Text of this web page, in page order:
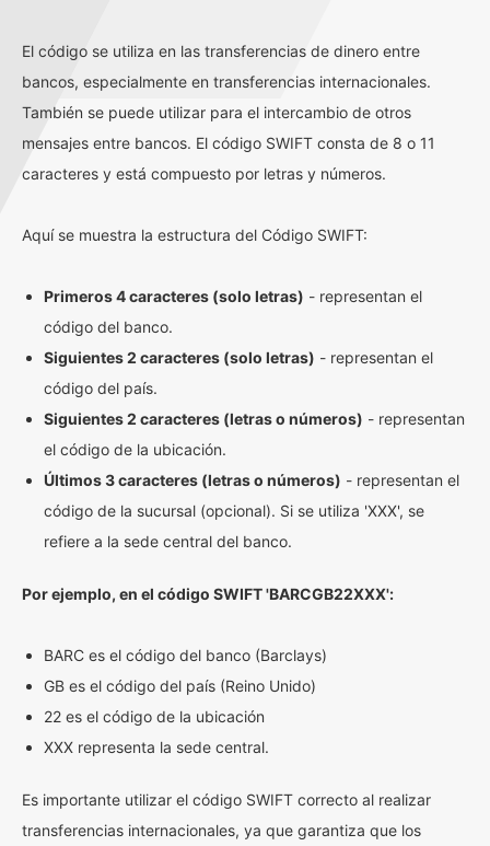
El código se utiliza en las transferencias de dinero entre
bancos, especialmente en transferencias internacionales.
También se puede utilizar para el intercambio de otros
mensajes entre bancos. El código SWIFT consta de 8 o 11
caracteres y está compuesto por letras y números.
Aquí se muestra la estructura del Código SWIFT:
Primeros 4 caracteres (solo letras) - representan el
código del banco.
Siguientes 2 caracteres (solo letras) - representan el
código del país.
Siguientes 2 caracteres (letras o números) - representan
el código de la ubicación.
Últimos 3 caracteres (letras o números) - representan el
código de la sucursal (opcional). Si se utiliza 'XXX', se
refiere a la sede central del banco.
Por ejemplo, en el código SWIFT 'BARCGB22XXX':
BARC es el código del banco (Barclays)
GB es el código del país (Reino Unido)
22 es el código de la ubicación
XXX representa la sede central.
Es importante utilizar el código SWIFT correcto al realizar
transferencias internacionales, ya que garantiza que los